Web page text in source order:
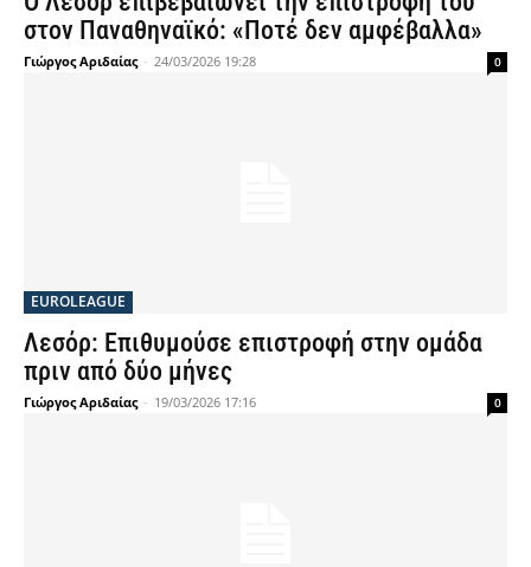
στον Παναθηναϊκό: «Ποτέ δεν αμφέβαλλα»
Γιώργος Αριδαίας - 24/03/2026 19:28 0
EUROLEAGUE
Λεσόρ: Επιθυμούσε επιστροφή στην ομάδα
πριν από δύο μήνες
Γιώργος Αριδαίας - 19/03/2026 17:16 0